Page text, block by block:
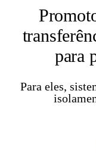
para
Para eles,